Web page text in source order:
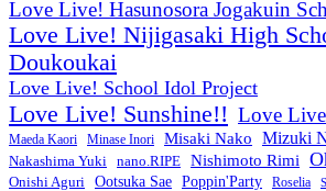
Love Live! Hasunosora Jogakuin
Love Live! Nijigasaki High
Doukoukai
Love Live! School Idol Project
Love Live! Sunshine!! Love
Maeda Kaori Minase Inori Misaki Nako Mizuki
Nakashima Yuki nano.RIPE Nishimoto Rimi
Onishi Aguri Ootsuka Sae Poppin'Party Roselia